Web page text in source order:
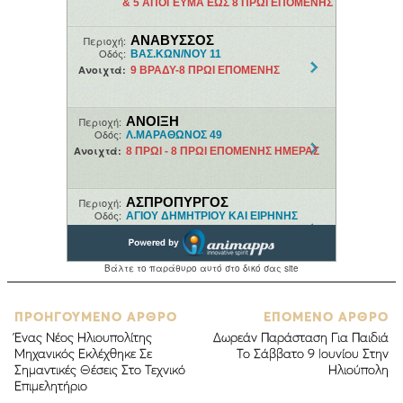
ΠΡΟΗΓΟΥΜΕΝΟ ΑΡΘΡΟ
Ένας Νέος Ηλιουπολίτης
Μηχανικός Εκλέχθηκε Σε
Σημαντικές Θέσεις Στο Τεχνικό
Επιμελητήριο
ΕΠΟΜΕΝΟ ΑΡΘΡΟ
Δωρεάν Παράσταση Για Παιδιά
Το Σάββατο 9 Ιουνίου Στην
Ηλιούπολη